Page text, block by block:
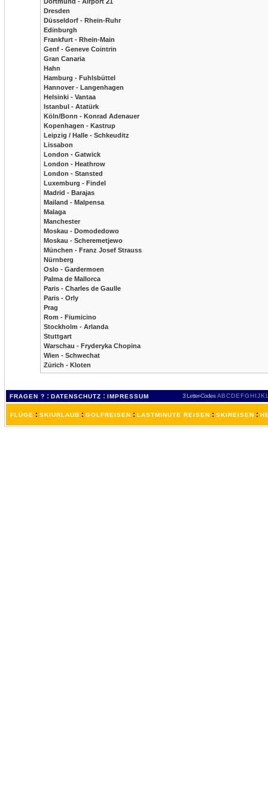
Dresden
Düsseldorf - Rhein-Ruhr
Edinburgh
Frankfurt - Rhein-Main
Genf - Geneve Cointrin
Gran Canaria
Hahn
Hamburg - Fuhlsbüttel
Hannover - Langenhagen
Helsinki - Vantaa
Istanbul - Atatürk
Köln/Bonn - Konrad Adenauer
Kopenhagen - Kastrup
Leipzig / Halle - Schkeuditz
Lissabon
London - Gatwick
London - Heathrow
London - Stansted
Luxemburg - Findel
Madrid - Barajas
Mailand - Malpensa
Malaga
Manchester
Moskau - Domodedowo
Moskau - Scheremetjewo
München - Franz Josef Strauss
Nürnberg
Oslo - Gardermoen
Palma de Mallorca
Paris - Charles de Gaulle
Paris - Orly
Prag
Rom - Fiumicino
Stockholm - Arlanda
Stuttgart
Warschau - Fryderyka Chopina
Wien - Schwechat
Zürich - Kloten
FRAGEN ? : DATENSCHUTZ : IMPRESSUM 3 Letter-Codes ABCDEFGH IJKL
FLÜGE : SKIURLAUB : GOLFREISEN : LASTMINUTE REISEN : SKIREISEN :